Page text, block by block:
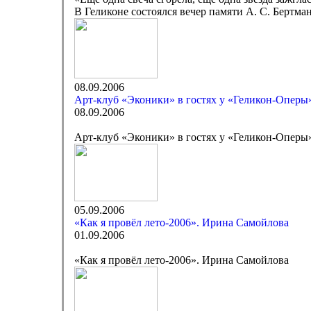
В Геликоне состоялся вечер памяти А. С.
08.09.2006
Арт-клуб «Эконики» в гостях у «Геликон-
08.09.2006
Арт-клуб «Эконики» в гостях у «Геликон-
05.09.2006
«Как я провёл лето-2006». Ирина Самойлова
01.09.2006
«Как я провёл лето-2006». Ирина Самойлова